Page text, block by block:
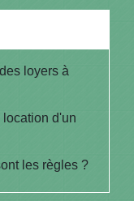
loyers à
d'un
les règles ?